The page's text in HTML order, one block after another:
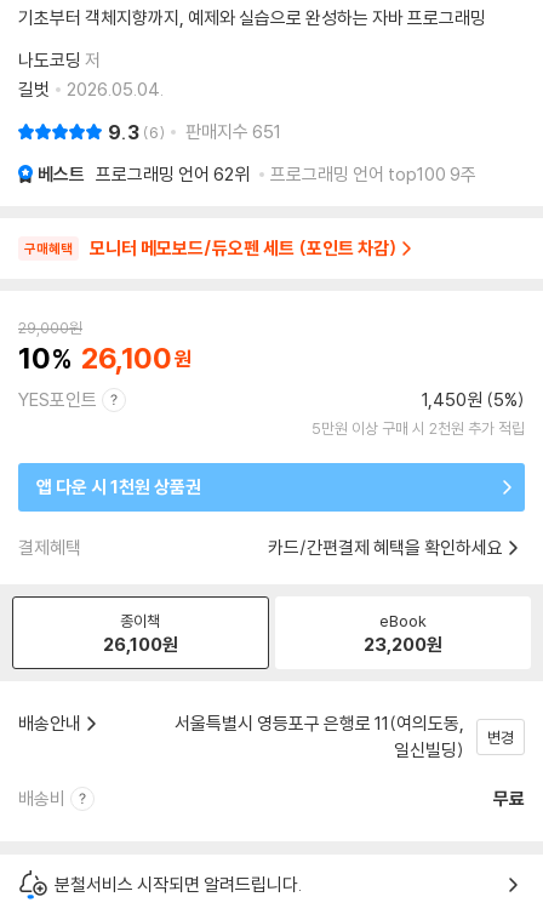
기초부터 객체지향까지, 예제와 실습으로 완성하는 자바 프로그래밍
나도코딩 저
길벗
2026.05.04.
9.3 6 판매지수 651
베스트 프로그래밍 언어 62위 프로그래밍 언어 top100 9주
구매혜택 모니터 메모보드/듀오펜 세트 (포인트 차감)
29,000원
10 26,100
YES포인트 1,450원 (5%)
5만원 이상 구매 시 2천원 추가 적립
앱 다운 시 1천원 상품권
결제혜택 카드/간편결제 혜택을 확인하세요
종이책
26,100원
eBook
23,200원
배송안내
서울특별시 영등포구 은행로 11(여의도동,
일신빌딩)
변경
배송비 무료
분철서비스 시작되면 알려드립니다.